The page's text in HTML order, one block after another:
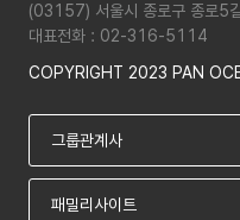
(03157) 서울시 종로구 종로
대표전화 : 02-316-5114
COPYRIGHT 2023 PAN